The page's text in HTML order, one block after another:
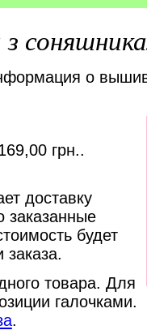
з
о
грн..
доставку
заказанные
будет
товара. Для
галочками.
.